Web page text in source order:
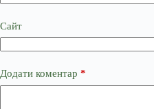
Сайт
Додати коментар *